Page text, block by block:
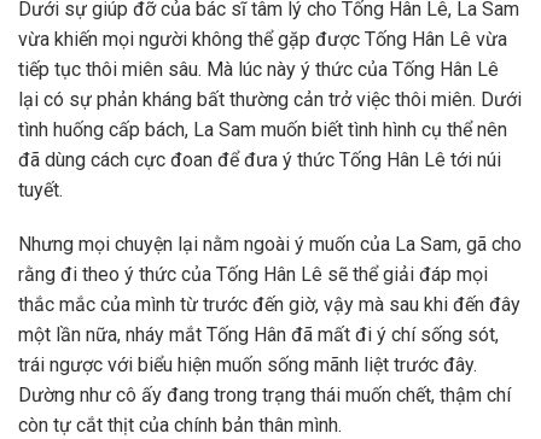
Dưới sự giúp đỡ của bác sĩ tâm lý cho Tống Hân Lê, La Sam
vừa khiến mọi người không thể gặp được Tống Hân Lê vừa
tiếp tục thôi miên sâu. Mà lúc này ý thức của Tống Hân Lê
lại có sự phản kháng bất thường cản trở việc thôi miên. Dưới
tình huống cấp bách, La Sam muốn biết tình hình cụ thể nên
đã dùng cách cực đoan để đưa ý thức Tống Hân Lê tới núi
tuyết.
Nhưng mọi chuyện lại nằm ngoài ý muốn của La Sam, gã cho
rằng đi theo ý thức của Tống Hân Lê sẽ thể giải đáp mọi
thắc mắc của mình từ trước đến giờ, vậy mà sau khi đến đây
một lần nữa, nháy mắt Tống Hân đã mất đi ý chí sống sót,
trái ngược với biểu hiện muốn sống mãnh liệt trước đây.
Dường như cô ấy đang trong trạng thái muốn chết, thậm chí
còn tự cắt thịt của chính bản thân mình.